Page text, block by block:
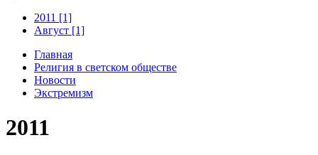
2011 [1]
Август [1]
Главная
Религия в светском обществе
Новости
Экстремизм
2011